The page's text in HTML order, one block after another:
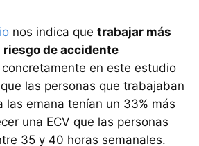
nos indica que trabajar más
riesgo de accidente
concretamente en este estudio
las personas que trabajaban
las emana tenían un 33% más
una ECV que las personas
35 y 40 horas semanales.